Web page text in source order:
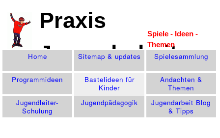
Praxis
Jugendarbeit
Spiele - Ideen -
Themen
Home Sitemap & updates Spiele­sammlung
Programm­ideen
Bastelideen für
Kinder
Andachten &
Themen
Jugendleiter-
Schulung
Jugend­pädagogik
Jugendarbeit Blog
& Tipps